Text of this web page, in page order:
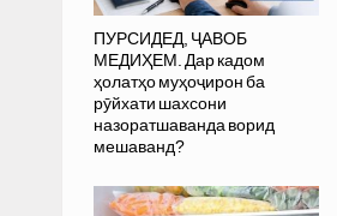
ПУРСИДЕД, ҶАВОБ
МЕДИҲЕМ. Дар кадом
ҳолатҳо муҳоҷирон ба
рӯйхати шахсони
назоратшаванда ворид
мешаванд?